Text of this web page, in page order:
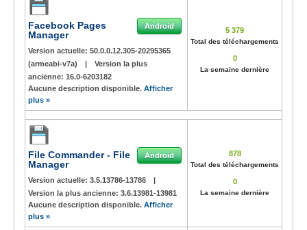
Facebook Pages
Manager
Android
Version actuelle: 50.0.0.12.305-20295365
(armeabi-v7a)
|
Version la plus
ancienne: 16.0-6203182
Aucune description disponible. Afficher
plus »
5 379
Total des téléchargements
0
La semaine dernière
File Commander - File
Manager
Android
Version actuelle: 3.5.13786-13786
|
Version la plus ancienne: 3.6.13981-13981
Aucune description disponible. Afficher
plus »
878
Total des téléchargements
0
La semaine dernière